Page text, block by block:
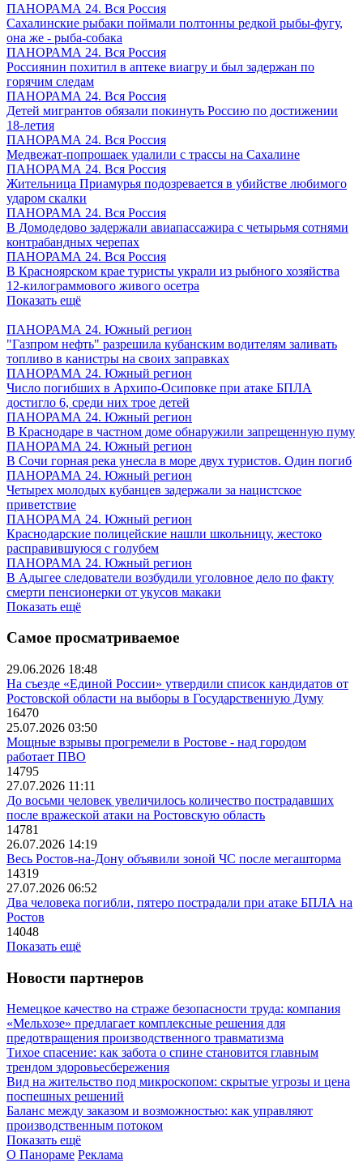
ПАНОРАМА 24. Вся Россия
Сахалинские рыбаки поймали полтонны редкой рыбы-фугу,
она же - рыба-собака
ПАНОРАМА 24. Вся Россия
Россиянин похитил в аптеке виагру и был задержан по
горячим следам
ПАНОРАМА 24. Вся Россия
Детей мигрантов обязали покинуть Россию по достижении
18-летия
ПАНОРАМА 24. Вся Россия
Медвежат-попрошаек удалили с трассы на Сахалине
ПАНОРАМА 24. Вся Россия
Жительница Приамурья подозревается в убийстве любимого
ударом скалки
ПАНОРАМА 24. Вся Россия
В Домодедово задержали авиапассажира с четырьмя сотнями
контрабандных черепах
ПАНОРАМА 24. Вся Россия
В Красноярском крае туристы украли из рыбного хозяйства
12-килограммового живого осетра
Показать ещё
ПАНОРАМА 24. Южный регион
"Газпром нефть" разрешила кубанским водителям заливать
топливо в канистры на своих заправках
ПАНОРАМА 24. Южный регион
Число погибших в Архипо-Осиповке при атаке БПЛА
достигло 6, среди них трое детей
ПАНОРАМА 24. Южный регион
В Краснодаре в частном доме обнаружили запрещенную пуму
ПАНОРАМА 24. Южный регион
В Сочи горная река унесла в море двух туристов. Один погиб
ПАНОРАМА 24. Южный регион
Четырех молодых кубанцев задержали за нацистское
приветствие
ПАНОРАМА 24. Южный регион
Краснодарские полицейские нашли школьницу, жестоко
расправившуюся с голубем
ПАНОРАМА 24. Южный регион
В Адыгее следователи возбудили уголовное дело по факту
смерти пенсионерки от укусов макаки
Показать ещё
Самое просматриваемое
29.06.2026 18:48
На съезде «Единой России» утвердили список кандидатов от
Ростовской области на выборы в Государственную Думу
16470
25.07.2026 03:50
Мощные взрывы прогремели в Ростове - над городом
работает ПВО
14795
27.07.2026 11:11
До восьми человек увеличилось количество пострадавших
после вражеской атаки на Ростовскую область
14781
26.07.2026 14:19
Весь Ростов-на-Дону объявили зоной ЧС после мегашторма
14319
27.07.2026 06:52
Два человека погибли, пятеро пострадали при атаке БПЛА на
Ростов
14048
Показать ещё
Новости партнеров
Немецкое качество на страже безопасности труда: компания
«Мельхозе» предлагает комплексные решения для
предотвращения производственного травматизма
Тихое спасение: как забота о спине становится главным
трендом здоровьесбережения
Вид на жительство под микроскопом: скрытые угрозы и цена
поспешных решений
Баланс между заказом и возможностью: как управляют
производственным потоком
Показать ещё
О Панораме Реклама